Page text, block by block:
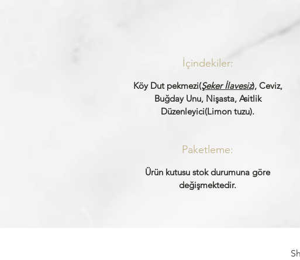
İçindekiler:
Köy Dut pekmezi(Şeker İlavesiz), Ceviz,
Buğday Unu, Nişasta, Asitlik
Düzenleyici(Limon tuzu).
Paketleme:
Ürün kutusu stok durumuna göre
değişmektedir.